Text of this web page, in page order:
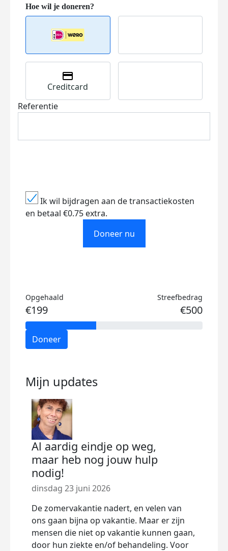
Creditcard
Referentie
Ik wil bijdragen aan de transactiekosten
en betaal €0.75 extra.
Doneer nu
Opgehaald
€199
Streefbedrag
€500
Doneer
Mijn updates
Al aardig eindje op weg,
maar heb nog jouw hulp
nodig!
dinsdag 23 juni 2026
De zomervakantie nadert, en velen van
ons gaan bijna op vakantie. Maar er zijn
mensen die niet op vakantie kunnen gaan,
door hun ziekte en/of behandeling. Voor